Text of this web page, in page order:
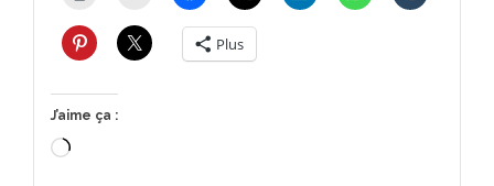
Plus
J’aime ça :
Chargement…